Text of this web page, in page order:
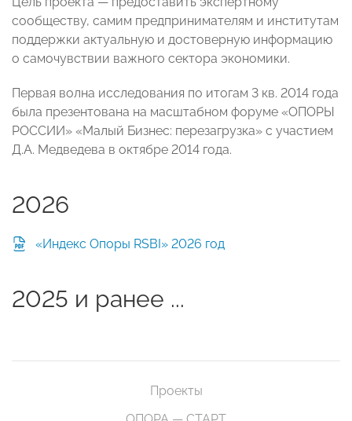
сообществу, самим предпринимателям и институтам
поддержки актуальную и достоверную информацию
о самочувствии важного сектора экономики.
Первая волна исследования по итогам 3 кв. 2014 года
была презентована на масштабном форуме «ОПОРЫ
РОССИИ» «Малый Бизнес: перезагрузка» с участием
Д.А. Медведева в октябре 2014 года.
2026
«Индекс Опоры RSBI» 2026 год
2025 и ранее ...
Проекты